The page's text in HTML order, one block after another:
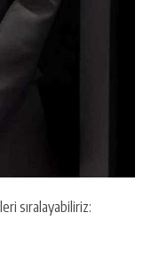
sıralayabiliriz: